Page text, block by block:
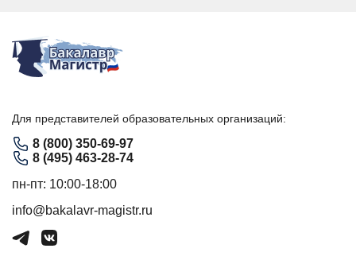
Для представителей образовательных организаций:
8 (800) 350-69-97
8 (495) 463-28-74
пн-пт: 10:00-18:00
info@bakalavr-magistr.ru